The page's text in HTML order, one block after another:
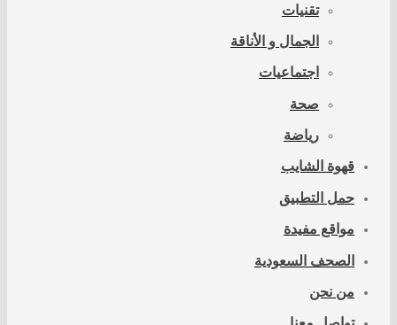
تقنيات
الجمال و الأناقة
اجتماعيات
صحة
رياضة
قهوة الشايب
حمل التطبيق
مواقع مفيدة
الصحف السعودية
من نحن